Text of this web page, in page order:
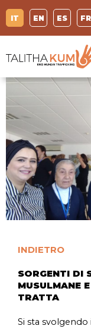
IT EN ES FR
INDIETRO
SORGENTI DI
MUSULMANE
TRATTA
Si sta